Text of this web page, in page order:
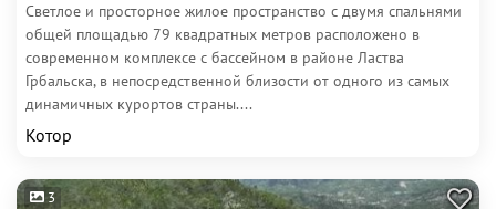
Светлое и просторное жилое пространство с двумя спальнями
общей площадью 79 квадратных метров расположено в
современном комплексе с бассейном в районе Ластва
Грбальска, в непосредственной близости от одного из самых
динамичных курортов страны....
Котор
3